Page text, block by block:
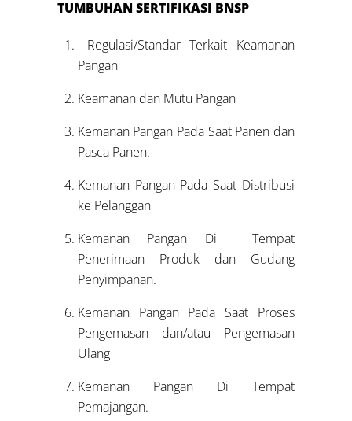
TUMBUHAN SERTIFIKASI BNSP
Regulasi/Standar Terkait Keamanan
Pangan
Keamanan dan Mutu Pangan
Kemanan Pangan Pada Saat Panen dan
Pasca Panen.
Kemanan Pangan Pada Saat Distribusi
ke Pelanggan
Kemanan Pangan Di Tempat
Penerimaan Produk dan Gudang
Penyimpanan.
Kemanan Pangan Pada Saat Proses
Pengemasan dan/atau Pengemasan
Ulang
Kemanan Pangan Di Tempat
Pemajangan.